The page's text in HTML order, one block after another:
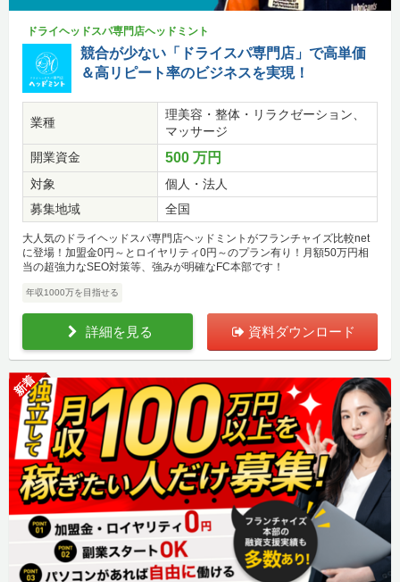
ドライヘッドスパ専門店ヘッドミント
競合が少ない「ドライスパ専門店」で高単価
＆高リピート率のビジネスを実現！
業種
理美容・整体・リラクゼーション、
マッサージ
開業資金
500 万円
対象
個人・法人
募集地域
全国
大人気のドライヘッドスパ専門店ヘッドミントがフランチャイズ比較net
に登場！加盟金0円～とロイヤリティ0円～のプラン有り！月額50万円相
当の超強力なSEO対策等、強みが明確なFC本部です！
年収1000万を目指せる
詳細を見る 資料ダウンロード
新着